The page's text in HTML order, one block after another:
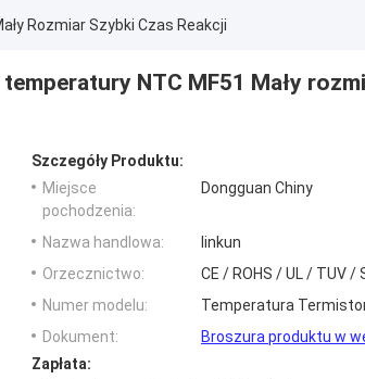
Rozmiar Szybki Czas Reakcji
NTC MF51 Mały
Szczegóły Produktu:
Miejsce
pochodzenia:
Dongguan Chiny
Nazwa handlowa:
linkun
Orzecznictwo:
CE / ROHS / UL / TUV /
Numer modelu:
Temperatura
Dokument:
Broszura produktu w
Zapłata: